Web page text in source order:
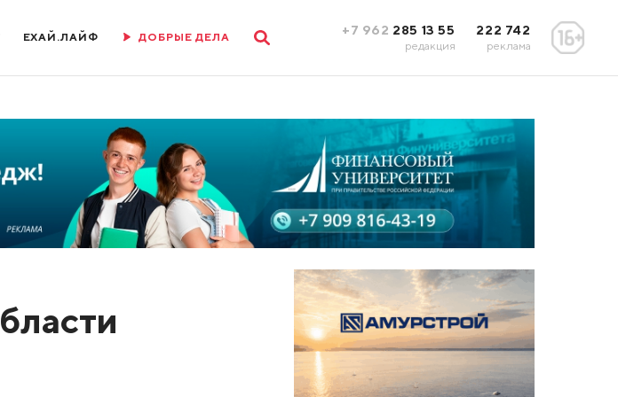
ЕХАЙ.ЛАЙФ ДОБРЫЕ ДЕЛА +7 962 285 13 55
редакция
222 742
реклама